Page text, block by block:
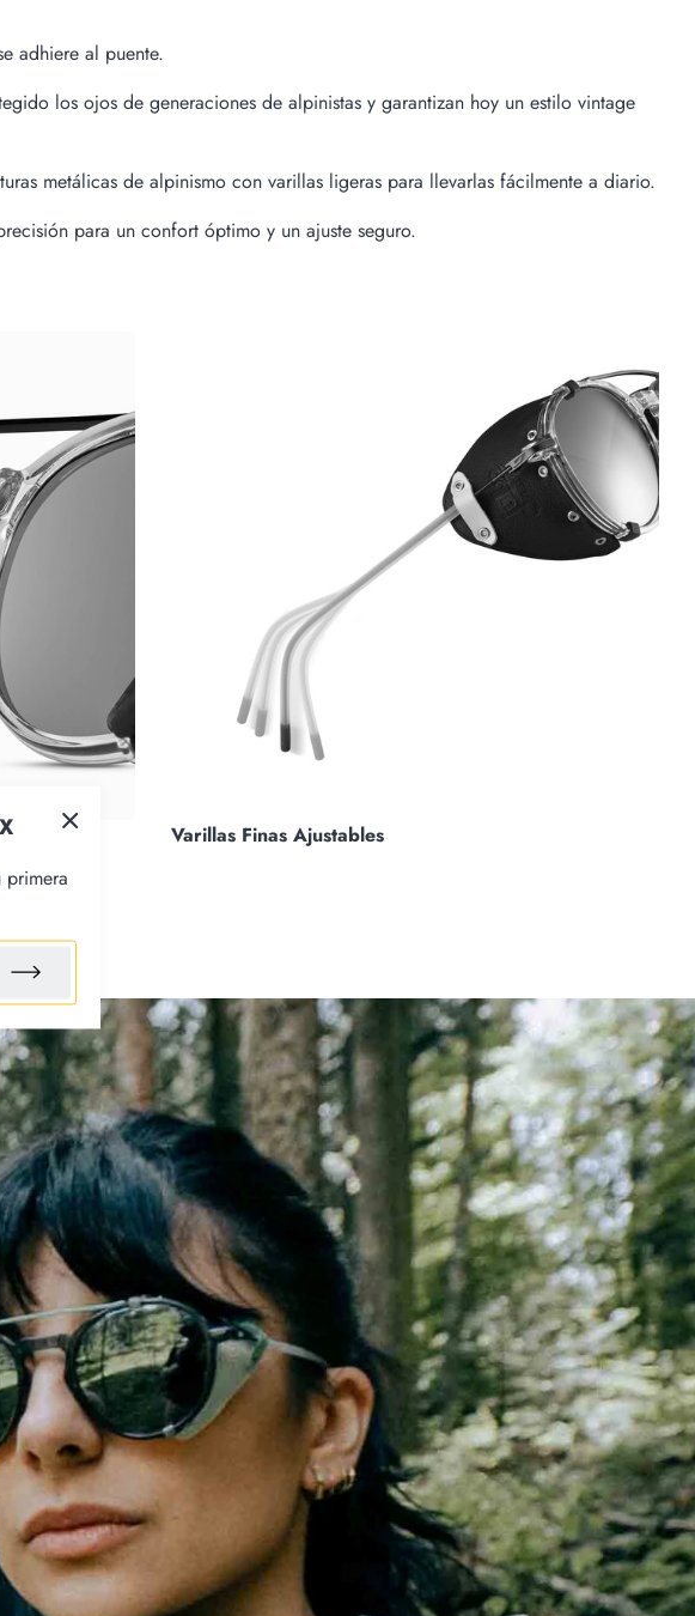
adhiere al puente.
los ojos de generaciones de alpinistas y garantizan hoy un estilo vintage
metálicas de alpinismo con varillas ligeras para llevarlas fácilmente a diario.
para un confort óptimo y un ajuste seguro.
Varillas Finas Ajustables
primera